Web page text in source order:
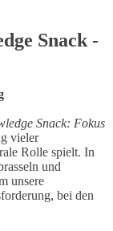
Snack -
Snack: Fokus
vieler
Rolle spielt. In
und
unsere
bei den